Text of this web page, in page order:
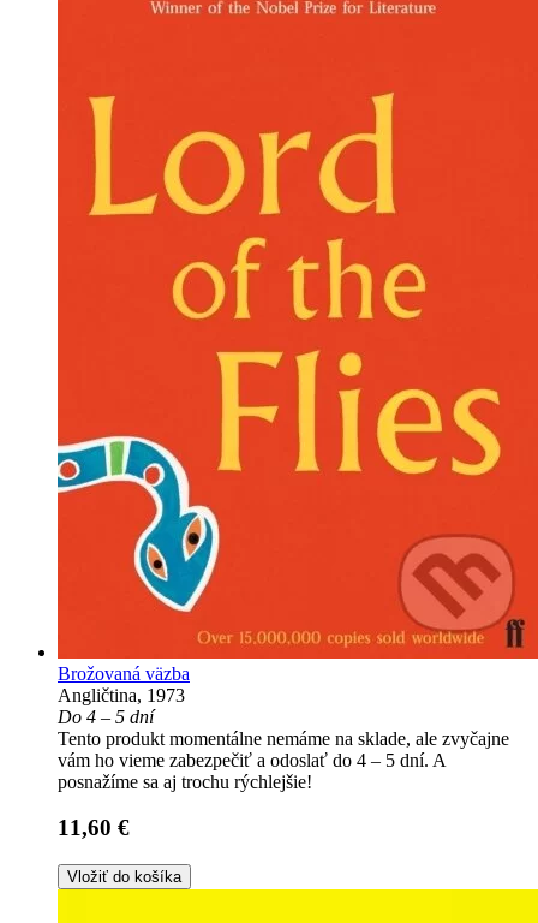
Brožovaná väzba
Angličtina, 1973
Do 4 – 5 dní
Tento produkt momentálne nemáme na sklade, ale zvyčajne
vám ho vieme zabezpečiť a odoslať do 4 – 5 dní. A
posnažíme sa aj trochu rýchlejšie!
11,60 €
Vložiť do košíka